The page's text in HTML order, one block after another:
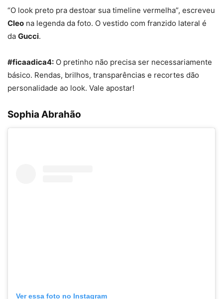
“O look preto pra destoar sua timeline vermelha”, escreveu
Cleo na legenda da foto. O vestido com franzido lateral é
da Gucci.
#ficaadica4: O pretinho não precisa ser necessariamente
básico. Rendas, brilhos, transparências e recortes dão
personalidade ao look. Vale apostar!
Sophia Abrahão
Ver essa foto no Instagram